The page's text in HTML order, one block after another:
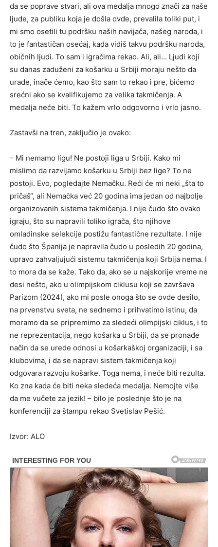
da se poprave stvari, ali ova medalja mnogo znači za naše
ljude, za publiku koja je došla ovde, prevalila toliki put, i
mi smo osetili tu podršku naših navijača, našeg naroda, i
to je fantastičan osećaj, kada vidiš takvu podršku naroda,
običnih ljudi. To sam i igračima rekao. Ali, ali… Ljudi koji
su danas zaduženi za košarku u Srbiji moraju nešto da
urade, inače ćemo, kao što sam to rekao i pre, bićemo
srećni ako se kvalifikujemo za velika takmičenja. A
medalja neće biti. To kažem vrlo odgovorno i vrlo jasno.
Zastavši na tren, zaključio je ovako:
– Mi nemamo ligu! Ne postoji liga u Srbiji. Kako mi
mislimo da razvijamo košarku u Srbiji bez lige? To ne
postoji. Evo, pogledajte Nemačku. Reći će mi neki „šta to
pričaš“, ali Nemačka već 20 godina ima jedan od najbolje
organizovanih sistema takmičenja. I nije čudo što ovako
igraju, što su napravili toliko igrača, što njihove
omladinske selekcije postižu fantastične rezultate. I nije
čudo što Španija je napravila čudo u posledih 20 godina,
upravo zahvaljujući sistemu takmičenja koji Srbija nema. I
to mora da se kaže. Tako da, ako se u najskorije vreme ne
desi nešto, ako u olimpijskom ciklusu koji se završava
Parizom (2024), ako mi posle onoga što se ovde desilo,
na prvenstvu sveta, ne sednemo i prihvatimo istinu, da
moramo da se pripremimo za sledeći olimpijski ciklus, i to
ne reprezentacija, nego košarka u Srbiji, da se pronađe
način da se urede odnosi u košarkaškoj organizaciji, i sa
klubovima, i da se napravi sistem takmičenja koji
odgovara razvoju košarke. Toga nema, i neće biti rezulta.
Ko zna kada će biti neka sledeća medalja. Nemojte više
da me vučete za jezik! – bilo je poslednje što je na
konferenciji za štampu rekao Svetislav Pešić.
Izvor: ALO